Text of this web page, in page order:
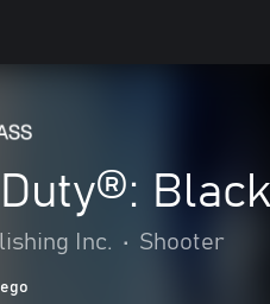
Inc. • Shooter